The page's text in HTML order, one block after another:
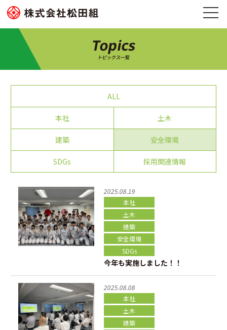
Topics
トピックス一覧
ALL
本社 土木
建築 安全環境
SDGs 採用関連情報
2025.08.19
本社
土木
建築
安全環境
SDGs
今年も実施しました！！
2025.08.08
本社
土木
建築